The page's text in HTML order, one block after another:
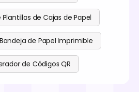
de Cajas de Papel
de Papel Imprimible
de Códigos QR